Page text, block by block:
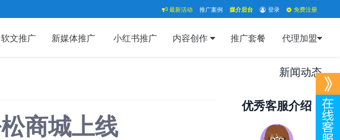
最新活动 推广案例 媒介后台 登录 免费注册
软文推广 新媒体推广 小红书推广 内容创作 推广套餐 代理加盟
新闻动态
商城上线
优秀客服介绍